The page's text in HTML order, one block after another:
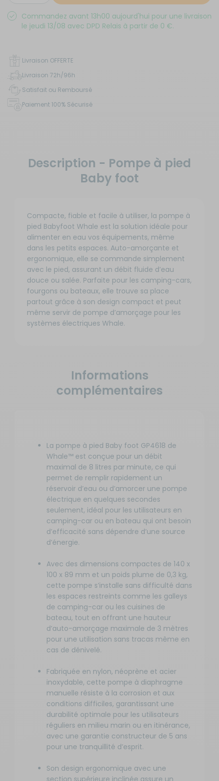
Commandez avant 13h00 aujourd'hui pour une livraison
le jeudi 13/08 avec DPD Relais à partir de 0 €.
Livraison OFFERTE
Livraison 72h/96h
Satisfait ou Remboursé
Paiement 100% Sécurisé
Description - Pompe à pied
Baby foot
Compacte, fiable et facile à utiliser, la pompe à
pied Babyfoot Whale est la solution idéale pour
alimenter en eau vos équipements, même
dans les petits espaces. Auto-amorçante et
ergonomique, elle se commande simplement
avec le pied, assurant un débit fluide d’eau
douce ou salée. Parfaite pour les camping-cars,
fourgons ou bateaux, elle trouve sa place
partout grâce à son design compact et peut
même servir de pompe d’amorçage pour les
systèmes électriques Whale.
Informations
complémentaires
La pompe à pied Baby foot GP4618 de
Whale™ est conçue pour un débit
maximal de 8 litres par minute, ce qui
permet de remplir rapidement un
réservoir d’eau ou d’amorcer une pompe
électrique en quelques secondes
seulement, idéal pour les utilisateurs en
camping-car ou en bateau qui ont besoin
d’efficacité sans dépendre d’une source
d’énergie.
Avec des dimensions compactes de 140 x
100 x 89 mm et un poids plume de 0,3 kg,
cette pompe s’installe sans difficulté dans
les espaces restreints comme les galleys
de camping-car ou les cuisines de
bateau, tout en offrant une hauteur
d’auto-amorçage maximale de 3 mètres
pour une utilisation sans tracas même en
cas de dénivelé.
Fabriquée en nylon, néoprène et acier
inoxydable, cette pompe à diaphragme
manuelle résiste à la corrosion et aux
conditions difficiles, garantissant une
durabilité optimale pour les utilisateurs
réguliers en milieu marin ou en itinérance,
avec une garantie constructeur de 5 ans
pour une tranquillité d’esprit.
Son design ergonomique avec une
section supérieure inclinée assure un